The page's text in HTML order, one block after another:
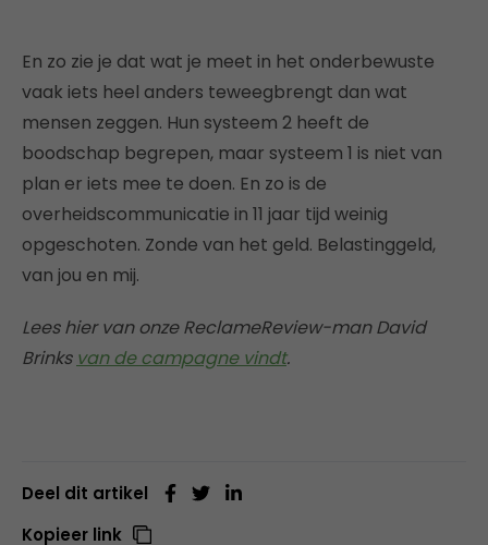
En zo zie je dat wat je meet in het onderbewuste
vaak iets heel anders teweegbrengt dan wat
mensen zeggen. Hun systeem 2 heeft de
boodschap begrepen, maar systeem 1 is niet van
plan er iets mee te doen. En zo is de
overheidscommunicatie in 11 jaar tijd weinig
opgeschoten. Zonde van het geld. Belastinggeld,
van jou en mij.
Lees hier van onze ReclameReview-man David
Brinks van de campagne vindt.
Deel dit artikel
Kopieer link